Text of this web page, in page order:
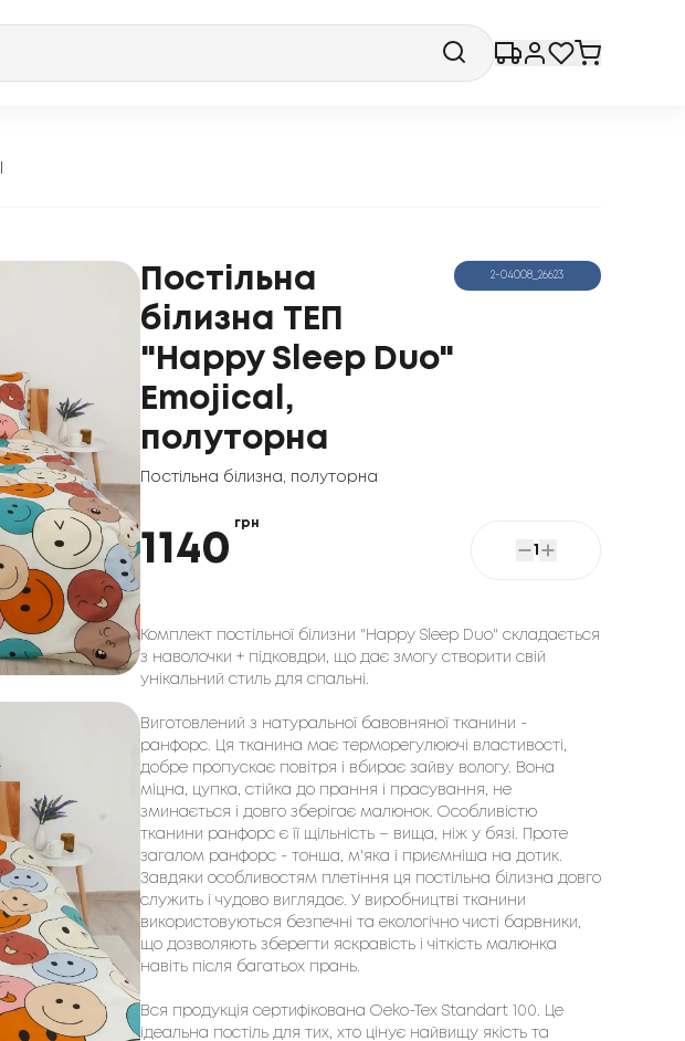
Постільна
білизна ТЕП
"Happy Sleep Duo"
Emojical,
полуторна
Постільна білизна полуторна
2-04008_26623
1140
грн
1
Комплект постільної білизни "Happy Sleep Duo" складається
з наволочки + підковдри, що дає змогу створити свій
унікальний стиль для спальні.
Виготовлений з натуральної бавовняної тканини -
ранфорс. Ця тканина має терморегулюючі властивості,
добре пропускає повітря і вбирає зайву вологу. Вона
міцна, цупка, стійка до прання і прасування, не
зминається і довго зберігає малюнок. Особливістю
тканини ранфорс є її щільність – вища, ніж у бязі. Проте
загалом ранфорс - тонша, м'яка і приємніша на дотик.
Завдяки особливостям плетіння ця постільна білизна довго
служить і чудово виглядає. У виробництві тканини
використовуються безпечні та екологічно чисті барвники,
що дозволяють зберегти яскравість і чіткість малюнка
навіть після багатьох прань.
Вся продукція сертифікована Oeko-Tex Standart 100. Це
ідеальна постіль для тих, хто цінує найвищу якість та